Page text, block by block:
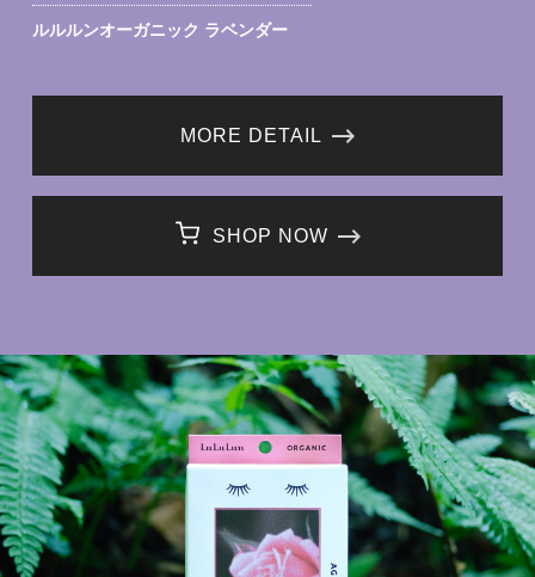
ルルルンオーガニック ラベンダー
MORE DETAIL
SHOP NOW